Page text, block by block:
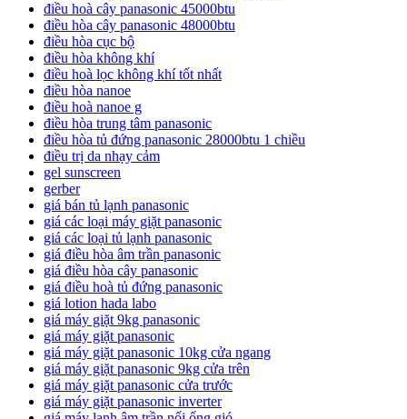
điều hoà cây panasonic 45000btu
điều hòa cây panasonic 48000btu
điều hòa cục bộ
điều hòa không khí
điều hoà lọc không khí tốt nhất
điều hòa nanoe
điều hoà nanoe g
điều hòa trung tâm panasonic
điều hòa tủ đứng panasonic 28000btu 1 chiều
điều trị da nhạy cảm
gel sunscreen
gerber
giá bán tủ lạnh panasonic
giá các loại máy giặt panasonic
giá các loại tủ lạnh panasonic
giá điều hòa âm trần panasonic
giá điều hòa cây panasonic
giá điều hoà tủ đứng panasonic
giá lotion hada labo
giá máy giặt 9kg panasonic
giá máy giặt panasonic
giá máy giặt panasonic 10kg cửa ngang
giá máy giặt panasonic 9kg cửa trên
giá máy giặt panasonic cửa trước
giá máy giặt panasonic inverter